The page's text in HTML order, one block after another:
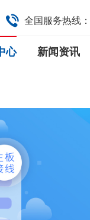
全国服务热线：
心 新闻资讯